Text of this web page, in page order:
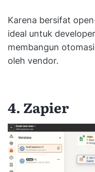
Karena bersifat
ideal untuk
membangun
oleh vendor.
4. Zapier